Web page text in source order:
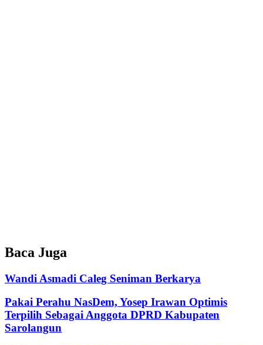
Baca Juga
Wandi Asmadi Caleg Seniman Berkarya
Pakai Perahu NasDem, Yosep Irawan Optimis
Terpilih Sebagai Anggota DPRD Kabupaten
Sarolangun